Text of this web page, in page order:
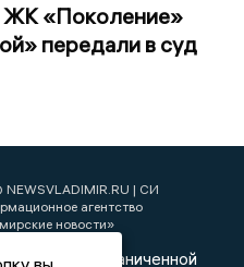
ЖК «Поколение»
передали в суд
NEWSVLADIMIR.RU | СИ
агентство
новости»
с ограниченной